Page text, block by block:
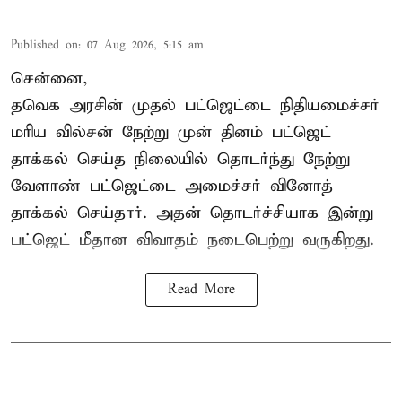
Published on: 07 Aug 2026, 5:15 am
சென்னை,
தவெக அரசின் முதல் பட்ஜெட்டை நிதியமைச்சர்
மரிய வில்சன் நேற்று முன் தினம் பட்ஜெட்
தாக்கல் செய்த நிலையில் தொடர்ந்து நேற்று
வேளாண் பட்ஜெட்டை அமைச்சர் வினோத்
தாக்கல் செய்தார். அதன் தொடர்ச்சியாக இன்று
பட்ஜெட் மீதான விவாதம் நடைபெற்று வருகிறது.
Read More